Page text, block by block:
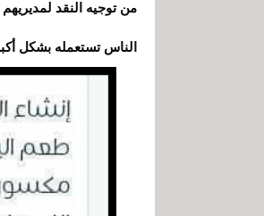
من توجيه النقد
الناس تستعمله بشكل